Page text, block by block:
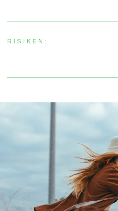
RISIKEN: